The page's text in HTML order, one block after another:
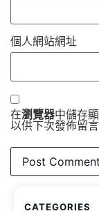
個人網站網址
在瀏覽器中儲存
以供下次發佈留
CATEGORIES